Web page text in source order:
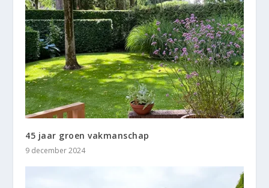
45 jaar groen vakmanschap
9 december 2024